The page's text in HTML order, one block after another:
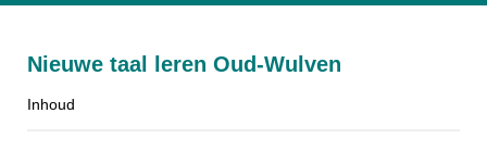
Nieuwe taal leren Oud-Wulven
Inhoud